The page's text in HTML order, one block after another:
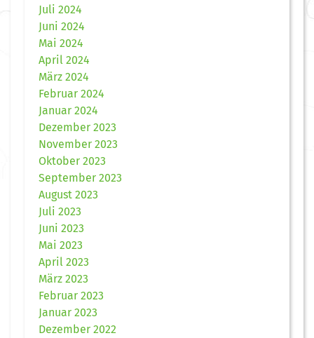
Juli 2024
Juni 2024
Mai 2024
April 2024
März 2024
Februar 2024
Januar 2024
Dezember 2023
November 2023
Oktober 2023
September 2023
August 2023
Juli 2023
Juni 2023
Mai 2023
April 2023
März 2023
Februar 2023
Januar 2023
Dezember 2022